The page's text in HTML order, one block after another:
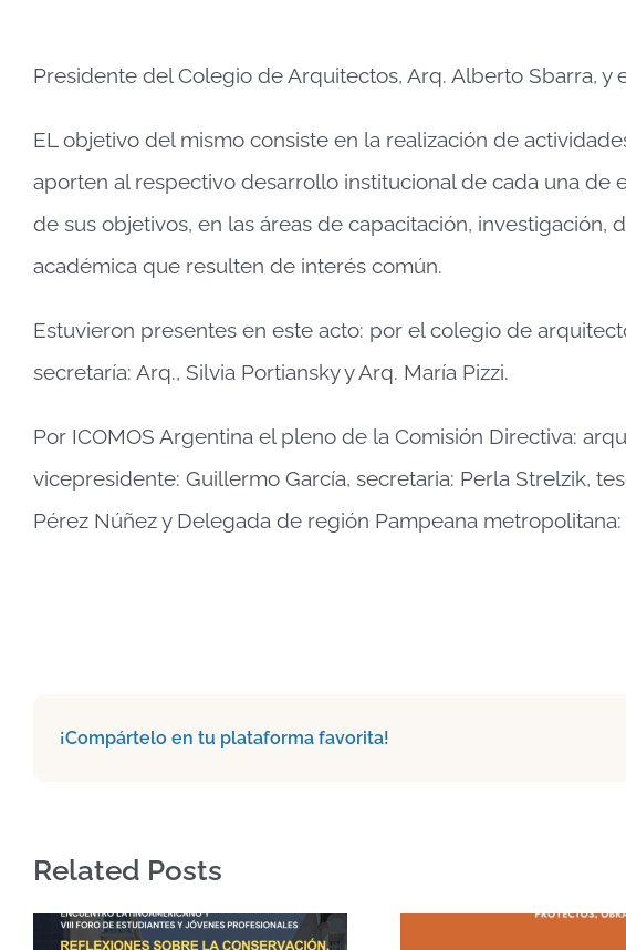
Presidente del Colegio de Arquitectos, Arq. Alberto Sbarra, y
EL objetivo del mismo consiste en la realización de
aporten al respectivo desarrollo institucional de cada una de
de sus objetivos, en las áreas de capacitación,
académica que resulten de interés común.
Estuvieron presentes en este acto: por el colegio de
secretaría: Arq., Silvia Portiansky y Arq. María Pizzi.
Por ICOMOS Argentina el pleno de la Comisión Directiva:
vicepresidente: Guillermo García, secretaria: Perla Strelzik,
Pérez Núñez y Delegada de región Pampeana metropolitana:
¡Compártelo en tu plataforma favorita!
Related Posts